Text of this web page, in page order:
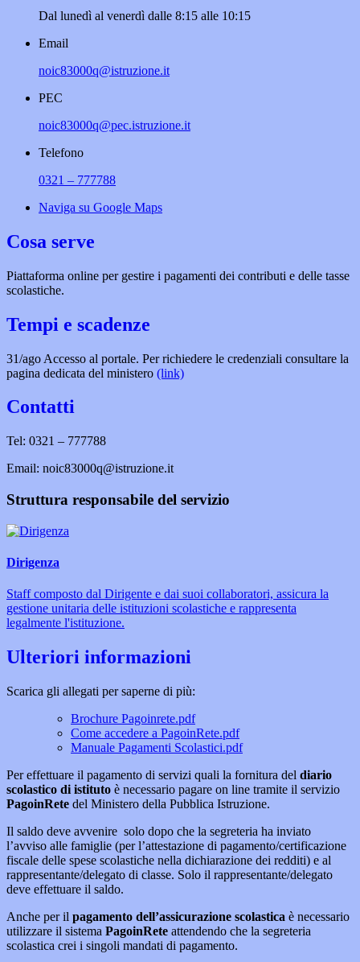
Dal lunedì al venerdì dalle 8:15 alle 10:15
Email
noic83000q@istruzione.it
PEC
noic83000q@pec.istruzione.it
Telefono
0321 – 777788
Naviga su Google Maps
Cosa serve
Piattaforma online per gestire i pagamenti dei contributi e delle tasse
scolastiche.
Tempi e scadenze
31/ago Accesso al portale. Per richiedere le credenziali consultare la
pagina dedicata del ministero (link)
Contatti
Tel: 0321 – 777788
Email: noic83000q@istruzione.it
Struttura responsabile del servizio
Dirigenza
Staff composto dal Dirigente e dai suoi collaboratori, assicura la
gestione unitaria delle istituzioni scolastiche e rappresenta
legalmente l'istituzione.
Ulteriori informazioni
Scarica gli allegati per saperne di più:
Brochure Pagoinrete.pdf
Come accedere a PagoinRete.pdf
Manuale Pagamenti Scolastici.pdf
Per effettuare il pagamento di servizi quali la fornitura del diario
scolastico di istituto è necessario pagare on line tramite il servizio
PagoinRete del Ministero della Pubblica Istruzione.
Il saldo deve avvenire solo dopo che la segreteria ha inviato
l’avviso alle famiglie (per l’attestazione di pagamento/certificazione
fiscale delle spese scolastiche nella dichiarazione dei redditi) e al
rappresentante/delegato di classe. Solo il rappresentante/delegato
deve effettuare il saldo.
Anche per il pagamento dell’assicurazione scolastica è necessario
utilizzare il sistema PagoinRete attendendo che la segreteria
scolastica crei i singoli mandati di pagamento.